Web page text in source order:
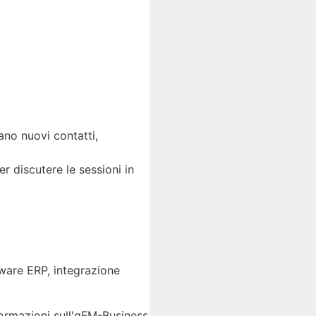
nuovi contatti,
discutere le sessioni in
ERP, integrazione